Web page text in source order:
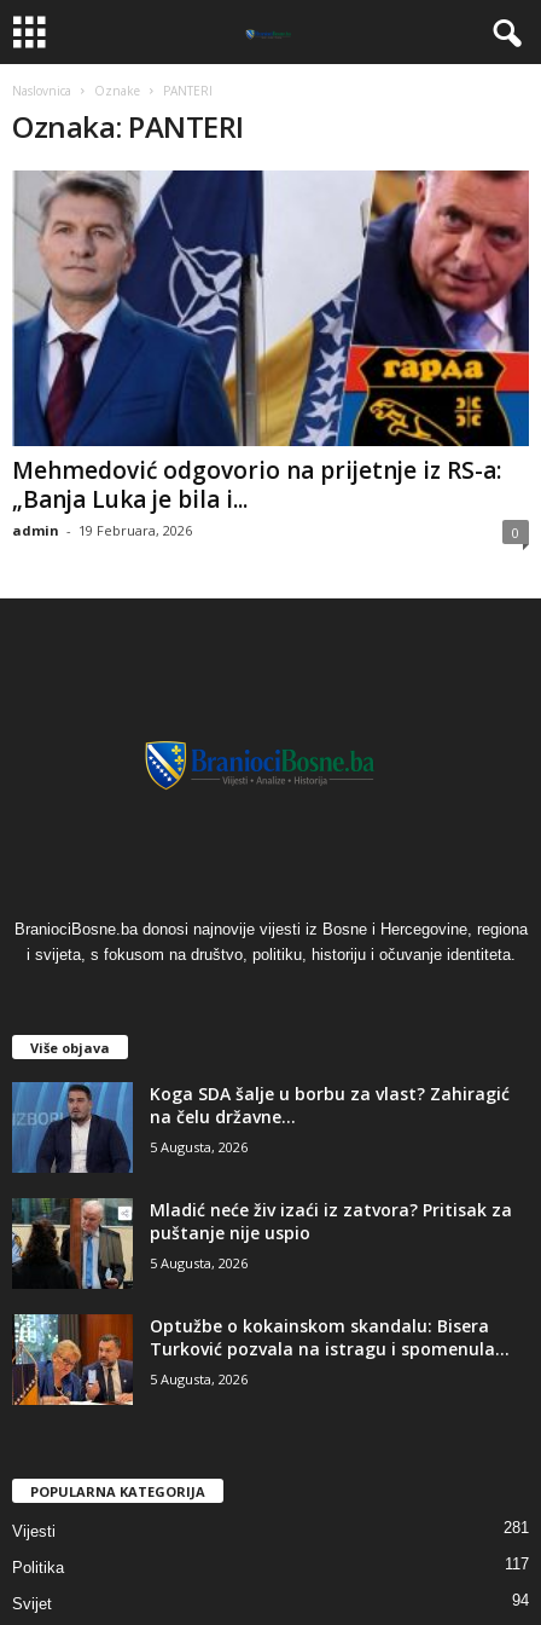
Naslovnica Oznake PANTERI
Oznaka: PANTERI
​Mehmedović odgovorio na prijetnje iz RS-a:
„Banja Luka je bila i...
admin - 19 Februara, 2026 0
BraniociBosne.ba donosi najnovije vijesti iz Bosne i Hercegovine, regiona
i svijeta, s fokusom na društvo, politiku, historiju i očuvanje identiteta.
Više objava
​Koga SDA šalje u borbu za vlast? Zahiragić
na čelu državne...
5 Augusta, 2026
​Mladić neće živ izaći iz zatvora? Pritisak za
puštanje nije uspio
5 Augusta, 2026
​Optužbe o kokainskom skandalu: Bisera
Turković pozvala na istragu i spomenula...
5 Augusta, 2026
POPULARNA KATEGORIJA
Vijesti 281
Politika 117
Svijet 94